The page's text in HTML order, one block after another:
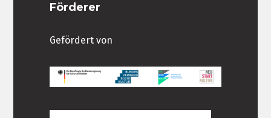
Förderer
Gefördert von